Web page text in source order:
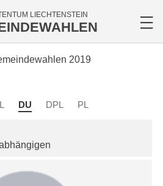
LIECHTENSTEIN
2019
DU DPL PL